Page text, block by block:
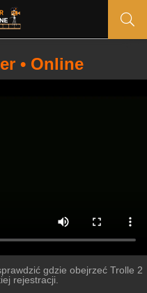
• Online
gdzie obejrzeć Trolle 2
rejestracji.